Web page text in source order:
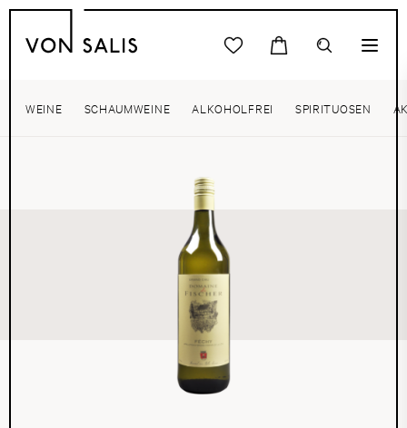
WEINE SCHAUMWEINE ALKOHOLFREI SPIRITUOSEN